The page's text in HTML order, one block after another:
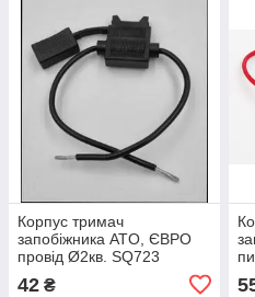
Корпус тримач
запобіжника ATO, ЄВРО
провід Ø2кв. SQ723
42 ₴